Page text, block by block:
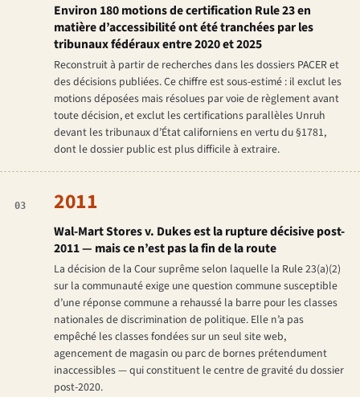
Environ 180 motions de certification Rule 23 en
matière d’accessibilité ont été tranchées par les
tribunaux fédéraux entre 2020 et 2025
Reconstruit à partir de recherches dans les dossiers PACER et
des décisions publiées. Ce chiffre est sous-estimé : il exclut les
motions déposées mais résolues par voie de règlement avant
toute décision, et exclut les certifications parallèles Unruh
devant les tribunaux d’État californiens en vertu du §1781,
dont le dossier public est plus difficile à extraire.
03 2011
Wal-Mart Stores v. Dukesest la rupture décisive post-
2011 — mais ce n’est pas la fin de la route
La décision de la Cour suprême selon laquelle la Rule 23(a)(2)
sur la communauté exige unequestion commune susceptible
d’une réponsecommune a rehaussé la barre pour les classes
nationales de discrimination de politique. Elle n’a pas
empêché les classes fondées sur un seul site web,
agencement de magasin ou parc de bornes prétendument
inaccessibles — qui constituent le centre de gravité du dossier
post-2020.